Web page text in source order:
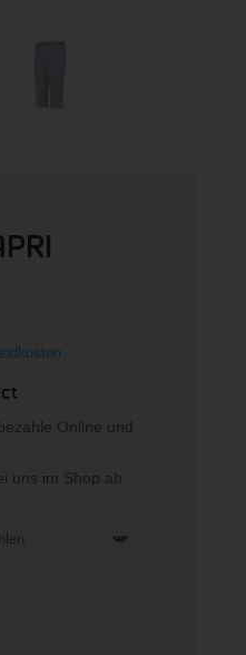
Online und
uns im Shop ab.